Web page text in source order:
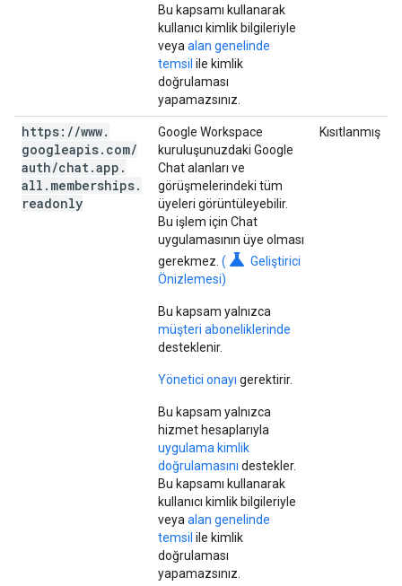
Bu kapsamı kullanarak
kullanıcı kimlik bilgileriyle
veya alan genelinde
temsil ile kimlik
doğrulaması
yapamazsınız.
https: //www.
googleapis. com/
auth/chat.app .
all . memberships.
readonly
Google Workspace
kuruluşunuzdaki Google
Chat alanları ve
görüşmelerindeki tüm
üyeleri görüntüleyebilir.
Bu işlem için Chat
uygulamasının üye olması
gerekmez. ( science Geliştirici
Önizlemesi)
Bu kapsam yalnızca
müşteri aboneliklerinde
desteklenir.
Yönetici onayı gerektirir.
Bu kapsam yalnızca
hizmet hesaplarıyla
uygulama kimlik
doğrulamasını destekler.
Bu kapsamı kullanarak
kullanıcı kimlik bilgileriyle
veya alan genelinde
temsil ile kimlik
doğrulaması
yapamazsınız.
Kısıtlanmış